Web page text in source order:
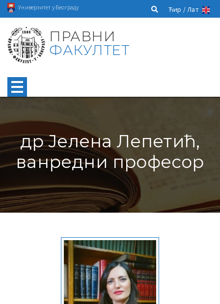
Универзитет у Београду Ћир /Лат
ПРАВНИ
ФАКУЛТЕТ
др Јелена Лепетић,
ванредни професор